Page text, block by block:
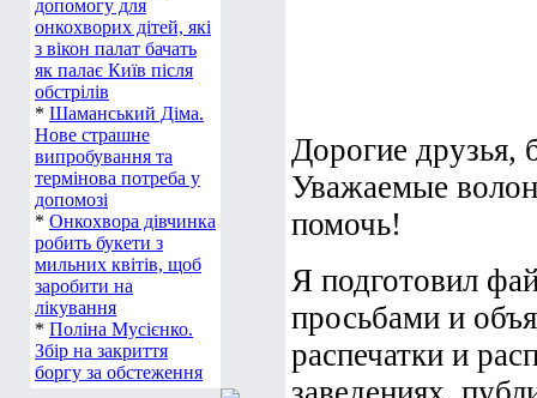
допомогу для
онкохворих дітей, які
з вікон палат бачать
як палає Київ після
обстрілів
* Шаманський Діма.
Нове страшне
випробування та
термінова потреба у
допомозі
* Онкохвора дівчинка
робить букети з
мильних квітів, щоб
заробити на
лікування
* Поліна Мусієнко.
Збір на закриття
боргу за обстеження
Дорогие друзья,
Уважаемые
помочь!
Я подготовил
просьбами и
распечатки и